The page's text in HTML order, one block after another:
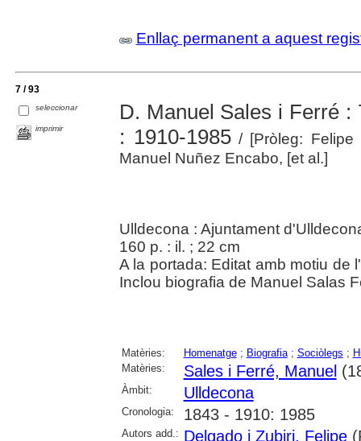
Enllaç permanent a aquest
7 / 93
seleccionar
imprimir
D. Manuel Sales i Ferré
: 1910-1985/ [Pròleg: Felipe
Manuel Nuñez Encabo, [et al.]
Ulldecona : Ajuntament
160 p. : il. ; 22 cm
A la portada: Editat amb motiu de
Inclou biografia de Manuel Salas
Matèries: Homenatge; Biografia; Sociòlegs ;
Matèries:
Sales i Ferré, Manuel
Àmbit: Ulldecona
Cronologia: 1843 - 1910: 1985
Autors add.: Delgado i Zubiri, Felipe